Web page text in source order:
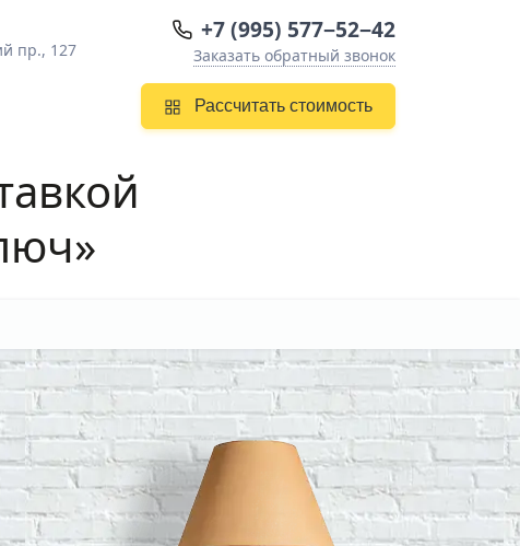
пр., 127
+7 (995) 577−52−42
Заказать обратный звонок
Рассчитать стоимость